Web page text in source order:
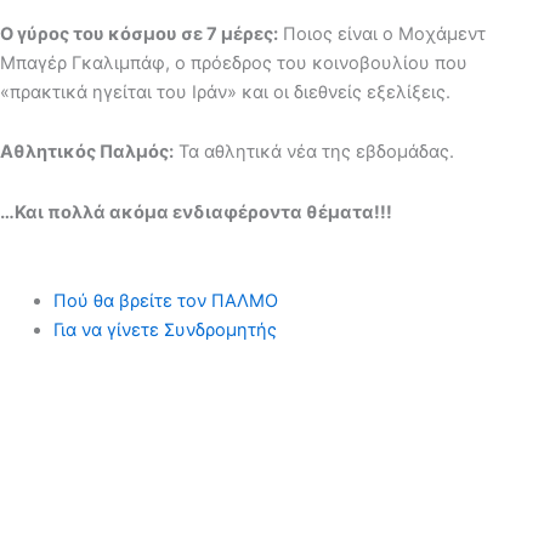
Ο γύρος του κόσμου σε 7 μέρες: Ποιος είναι ο Μοχάμεντ
Μπαγέρ Γκαλιμπάφ, ο πρόεδρος του κοινοβουλίου που
«πρακτικά ηγείται του Ιράν» και οι διεθνείς εξελίξεις.
Αθλητικός Παλμός: Τα αθλητικά νέα της εβδομάδας.
…Και πολλά ακόμα ενδιαφέροντα θέματα!!!
Πού θα βρείτε τον ΠΑΛΜΟ
Για να γίνετε Συνδρομητής